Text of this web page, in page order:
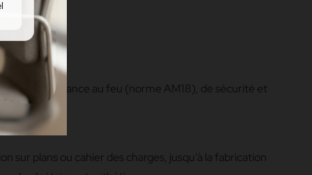
de résistance au feu (norme AM18), de sécurité et
sur plans ou cahier des charges, jusqu’à la fabrication